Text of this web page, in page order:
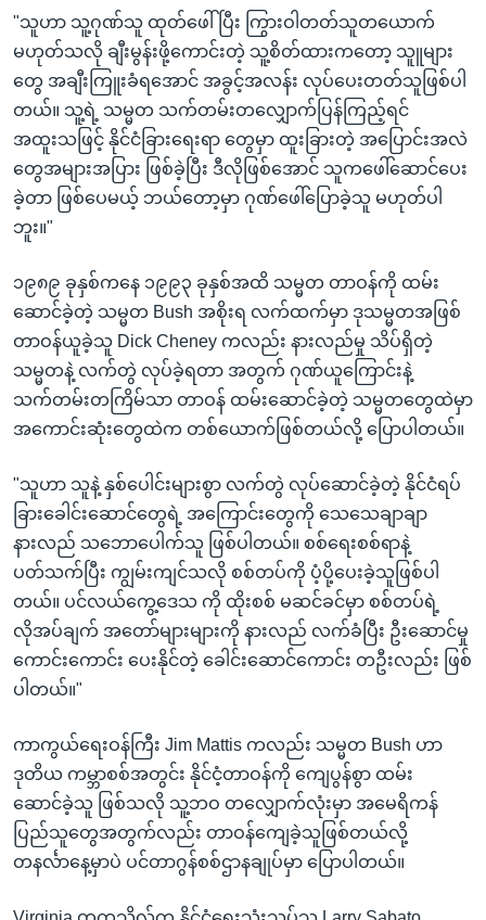
"သူဟာ သူ့ဂုဏ်သူ ထုတ်ဖေါ်ပြီး ကြွားဝါတတ်သူတယောက်
မဟုတ်သလို ချီးမွန်းဖို့ကောင်းတဲ့ သူ့စိတ်ထားကတော့ သူူများ
တွေ အချီးကြူးခံရအောင် အခွင့်အလန်း လုပ်ပေးတတ်သူဖြစ်ပါ
တယ်။ သူ့ရဲ့ သမ္မတ သက်တမ်းတလျှောက်ပြန်ကြည့်ရင်
အထူးသဖြင့် နိုင်ငံခြားရေးရာ တွေမှာ ထူးခြားတဲ့ အပြောင်းအလဲ
တွေအများအပြား ဖြစ်ခဲ့ပြီး ဒီလိုဖြစ်အောင် သူကဖေါ်ဆောင်ပေး
ခဲ့တာ ဖြစ်ပေမယ့် ဘယ်တော့မှာ ဂုဏ်ဖေါ်ပြောခဲ့သူ မဟုတ်ပါ
ဘူး။"
၁၉၈၉ ခုနှစ်ကနေ ၁၉၉၃ ခုနှစ်အထိ သမ္မတ တာဝန်ကို ထမ်း
ဆောင်ခဲ့တဲ့ သမ္မတ Bush အစိုးရ လက်ထက်မှာ ဒုသမ္မတအဖြစ်
တာဝန်ယူခဲ့သူ Dick Cheney ကလည်း နားလည်မှု သိပ်ရှိတဲ့
သမ္မတနဲ့ လက်တွဲ လုပ်ခဲ့ရတာ အတွက် ဂုဏ်ယူကြောင်းနဲ့
သက်တမ်းတကြိမ်သာ တာဝန် ထမ်းဆောင်ခဲ့တဲ့ သမ္မတတွေထဲမှာ
အကောင်းဆုံးတွေထဲက တစ်ယောက်ဖြစ်တယ်လို့ ပြောပါတယ်။
"သူဟာ သူနဲ့ နှစ်ပေါင်းများစွာ လက်တွဲ လုပ်ဆောင်ခဲ့တဲ့ နိုင်ငံရပ်
ခြားခေါင်းဆောင်တွေရဲ့ အကြောင်းတွေကို သေသေချာချာ
နားလည် သဘောပေါက်သူ ဖြစ်ပါတယ်။ စစ်ရေးစစ်ရာနဲ့
ပတ်သက်ပြီး ကျွမ်းကျင်သလို စစ်တပ်ကို ပံ့ပို့ပေးခဲ့သူဖြစ်ပါ
တယ်။ ပင်လယ်ကွေ့ဒေသ ကို ထိုးစစ် မဆင်ခင်မှာ စစ်တပ်ရဲ့
လိုအပ်ချက် အတော်များများကို နားလည် လက်ခံပြီး ဦးဆောင်မှု
ကောင်းကောင်း ပေးနိုင်တဲ့ ခေါင်းဆောင်ကောင်း တဦးလည်း ဖြစ်
ပါတယ်။"
ကာကွယ်ရေးဝန်ကြီး Jim Mattis ကလည်း သမ္မတ Bush ဟာ
ဒုတိယ ကမ္ဘာစစ်အတွင်း နိုင်ငံ့တာဝန်ကို ကျေပွန်စွာ ထမ်း
ဆောင်ခဲ့သူ ဖြစ်သလို သူ့ဘဝ တလျှောက်လုံးမှာ အမေရိကန်
ပြည်သူတွေအတွက်လည်း တာဝန်ကျေခဲ့သူဖြစ်တယ်လို့
တနင်္လာနေ့မှာပဲ ပင်တာဂွန်စစ်ဌာနချုပ်မှာ ပြောပါတယ်။